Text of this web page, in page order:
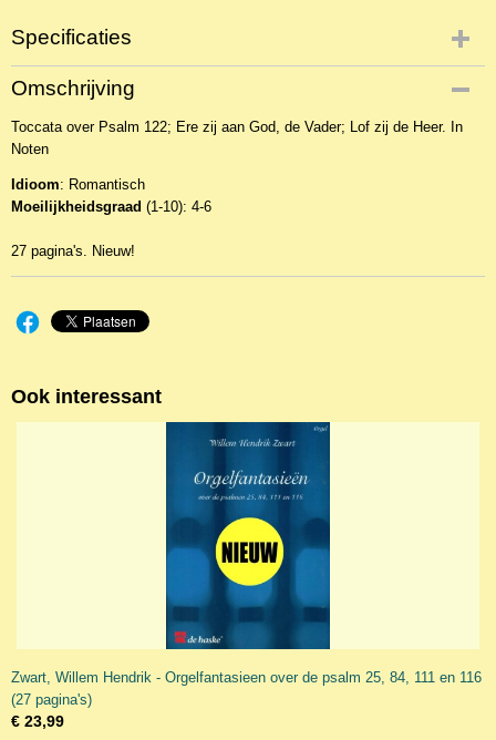
Specificaties
Productcode
NBLNOr-5135
EAN code
Opus10-470
Omschrijving
Toccata over Psalm 122; Ere zij aan God, de Vader; Lof zij de Heer. In
Noten
Idioom: Romantisch
Moeilijkheidsgraad (1-10): 4-6
27 pagina's. Nieuw!
Ook interessant
Zwart, Willem Hendrik - Orgelfantasieen over de psalm 25, 84, 111 en 116
(27 pagina's)
€ 23,99